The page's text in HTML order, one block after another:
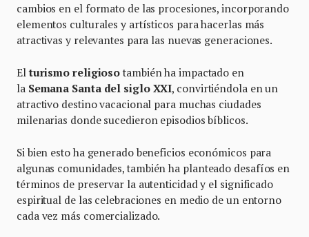
cambios en el formato de las procesiones, incorporando
elementos culturales y artísticos para hacerlas más
atractivas y relevantes para las nuevas generaciones.
Elturismo religiosotambién ha impactado en
la Semana Santa del siglo XXI, convirtiéndola en un
atractivo destino vacacional para muchas ciudades
milenarias donde sucedieron episodios bíblicos.
Si bien esto ha generado beneficios económicos para
algunas comunidades, también ha planteado desafíos en
términos de preservar la autenticidad y el significado
espiritual de las celebraciones en medio de un entorno
cada vez más comercializado.